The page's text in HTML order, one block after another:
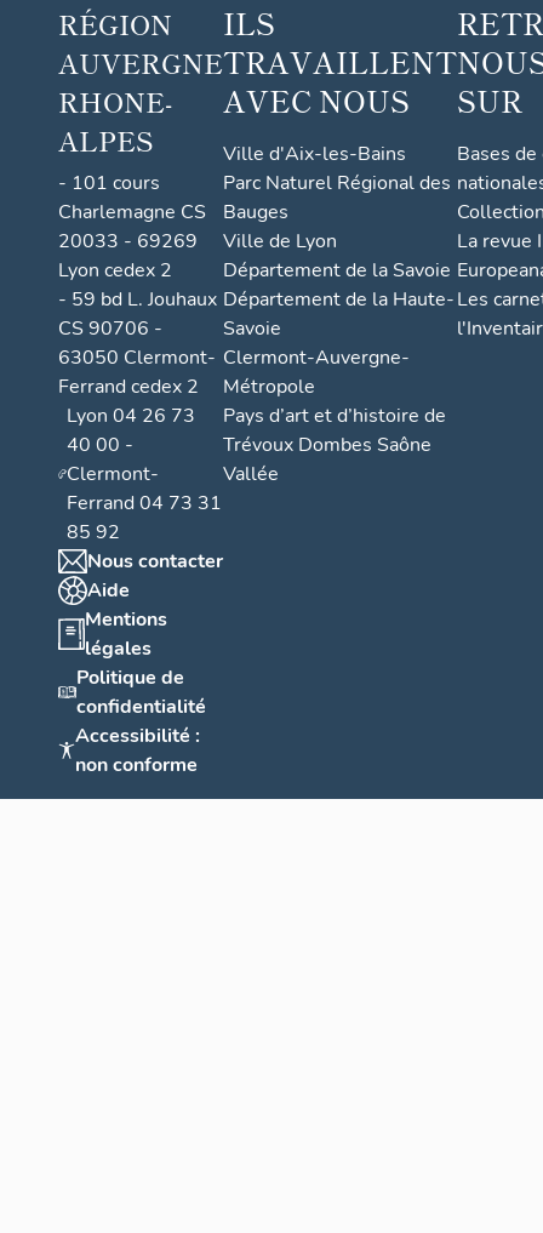
RÉGION
AUVERGNE
RHONE-
ALPES
- 101 cours
Charlemagne CS
20033 - 69269
Lyon cedex 2
- 59 bd L. Jouhaux
CS 90706 -
63050 Clermont-
Ferrand cedex 2
Lyon 04 26 73
40 00 -
Clermont-
Ferrand 04 73 31
85 92
Nous contacter
Aide
Mentions
légales
Politique de
confidentialité
Accessibilité :
non conforme
ILS
TRAVAILLENT
AVEC NOUS
Ville d'Aix-les-Bains
Parc Naturel Régional des
Bauges
Ville de Lyon
Département de la Savoie
Département de la Haute-
Savoie
Clermont-Auvergne-
Métropole
Pays d’art et d’histoire de
Trévoux Dombes Saône
Vallée
SUR
Bases
La revue
Les